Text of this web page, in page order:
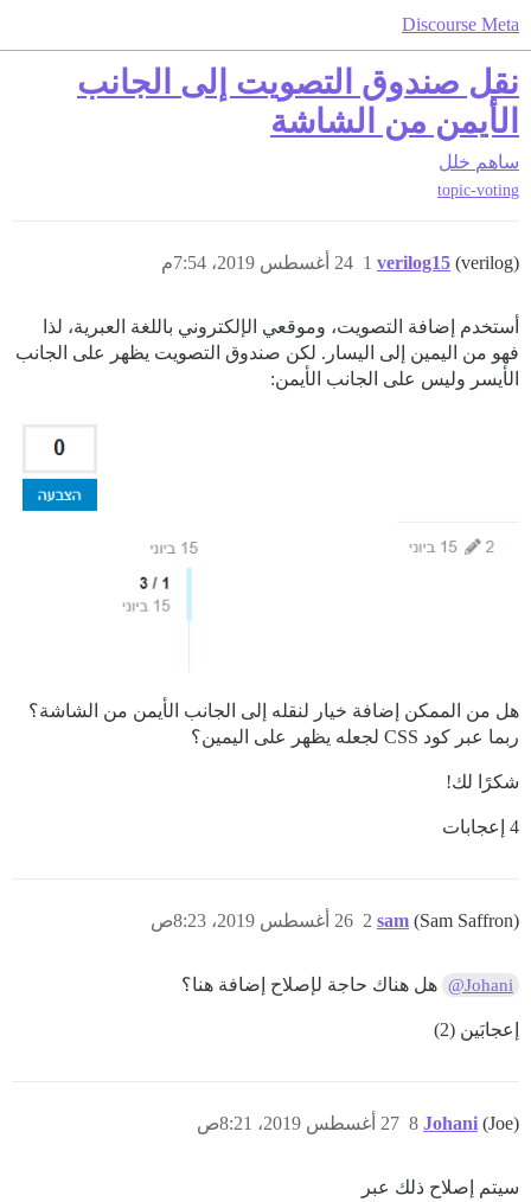
Discourse Meta
نقل صندوق التصويت إلى الجانب
الأيمن من الشاشة
ساهم خلل
topic-voting
verilog15 (verilog) 24 أغسطس 2019، 7:54م 1
أستخدم إضافة التصويت، وموقعي الإلكتروني باللغة العبرية، لذا
فهو من اليمين إلى اليسار. لكن صندوق التصويت يظهر على الجانب
الأيسر وليس على الجانب الأيمن:
هل من الممكن إضافة خيار لنقله إلى الجانب الأيمن من الشاشة؟
ربما عبر كود CSS لجعله يظهر على اليمين؟
شكرًا لك!
4 إعجابات
sam (Sam Saffron) 26 أغسطس 2019، 8:23ص 2
@Johani هل هناك حاجة لإصلاح إضافة هنا؟
إعجابَين (2)
Johani (Joe) 27 أغسطس 2019، 8:21ص 8
سيتم إصلاح ذلك عبر